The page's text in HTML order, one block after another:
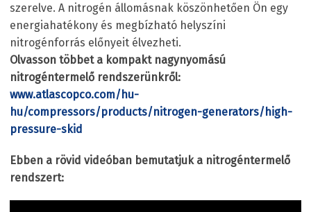
szerelve. A nitrogén állomásnak köszönhetően Ön egy
energiahatékony és megbízható helyszíni
nitrogénforrás előnyeit élvezheti.
Olvasson többet a kompakt nagynyomású
nitrogéntermelő rendszerünkről:
www.atlascopco.com/hu-
hu/compressors/products/nitrogen-generators/high-
pressure-skid
Ebben a rövid videóban bemutatjuk a nitrogéntermelő
rendszert: